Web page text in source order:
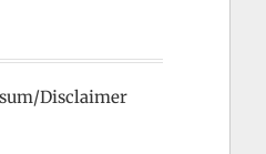
Disclaimer